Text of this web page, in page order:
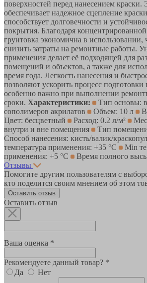
поверхностей перед нанесением краски.
обеспечивает надежное сцепление
способствует долговечности и
покрытия. Благодаря
грунтовка экономична в использовании,
снизить затраты на ремонтные работы.
применения делает её подходящей для
помещений и объектов, а также для
время года. Легкость нанесения и
позволяют ускорить процесс подготовки
особенно важно при выполнении
сроки. Характеристики:
Тип основы:
сополимеров акрилатов
Объем: 10 л
Цвет: бесцветный
Расход: 0.2 л/м²
внутри и вне помещения
Тип
Способ нанесения: кисть/валик/
температура применения: +35 °С
Min
применения: +5 °С
Время полного
Отзывы
Помогите другим пользователям с
кто поделится своим мнением об этом
Оставить отзыв
Оставить отзыв
Ваша оценка *
Рекомендуете данный товар? *
Да
Нет